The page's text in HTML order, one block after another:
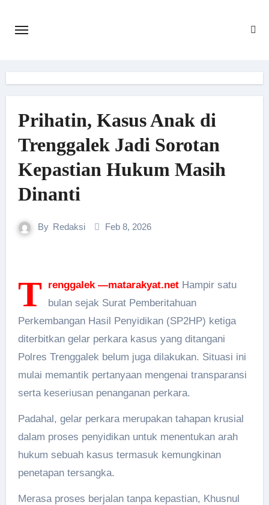
Prihatin, Kasus Anak di
Trenggalek Jadi Sorotan
Kepastian Hukum Masih
Dinanti
By Redaksi Feb 8, 2026
T renggalek —matarakyat.net Hampir satu
bulan sejak Surat Pemberitahuan
Perkembangan Hasil Penyidikan (SP2HP) ketiga
diterbitkan gelar perkara kasus yang ditangani
Polres Trenggalek belum juga dilakukan. Situasi ini
mulai memantik pertanyaan mengenai transparansi
serta keseriusan penanganan perkara.
Padahal, gelar perkara merupakan tahapan krusial
dalam proses penyidikan untuk menentukan arah
hukum sebuah kasus termasuk kemungkinan
penetapan tersangka.
Merasa proses berjalan tanpa kepastian, Khusnul